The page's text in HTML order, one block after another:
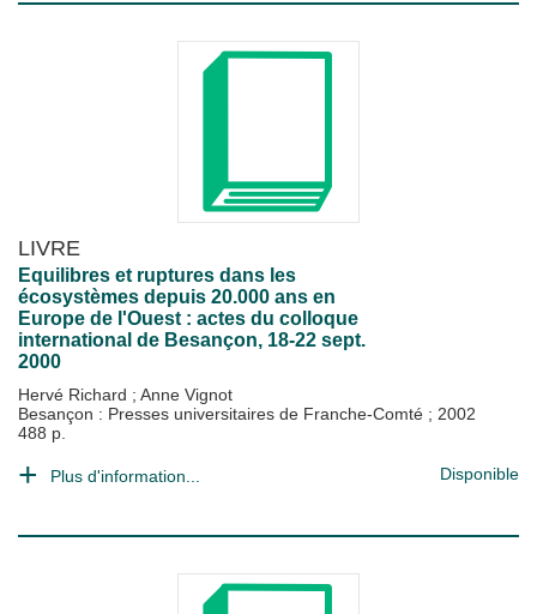
LIVRE
Equilibres et ruptures dans les
écosystèmes depuis 20.000 ans en
Europe de l'Ouest : actes du colloque
international de Besançon, 18-22 sept.
2000
Hervé Richard ; Anne Vignot
Besançon : Presses universitaires de Franche-Comté ; 2002
488 p.
Plus d'information... Disponible